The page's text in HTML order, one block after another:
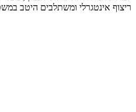
ריצוף אינטגרלי ומשתלבים היטב